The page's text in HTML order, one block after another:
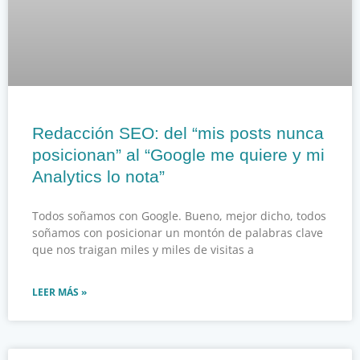
Redacción SEO: del “mis posts nunca
posicionan” al “Google me quiere y mi
Analytics lo nota”
Todos soñamos con Google. Bueno, mejor dicho, todos
soñamos con posicionar un montón de palabras clave
que nos traigan miles y miles de visitas a
LEER MÁS »